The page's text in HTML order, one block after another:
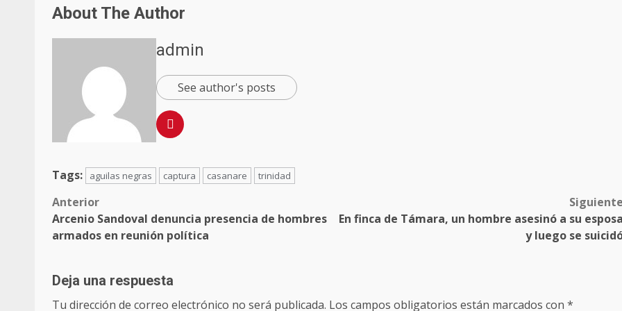
About The Author
admin
See author's posts
Tags: aguilas negras captura casanare trinidad
Anterior
Arcenio Sandoval denuncia presencia de hombres
armados en reunión política
Siguiente
En finca de Támara, un hombre asesinó a su esposa
y luego se
Deja una respuesta
Tu dirección de correo electrónico no será publicada. Los campos obligatorios están marcados con *